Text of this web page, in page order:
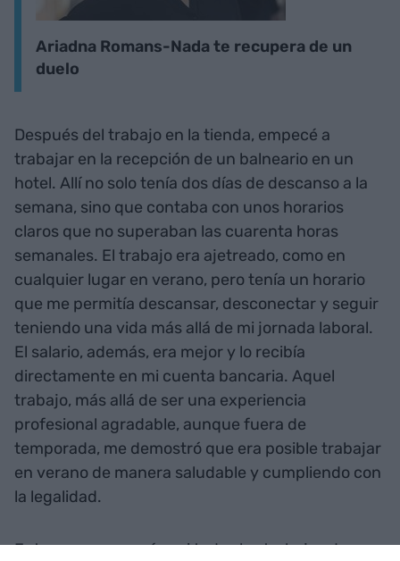
Ariadna Romans-Nada te recupera de un
duelo
Después del trabajo en la tienda, empecé a
trabajar en la recepción de un balneario en un
hotel. Allí no solo tenía dos días de descanso a la
semana, sino que contaba con unos horarios
claros que no superaban las cuarenta horas
semanales. El trabajo era ajetreado, como en
cualquier lugar en verano, pero tenía un horario
que me permitía descansar, desconectar y seguir
teniendo una vida más allá de mi jornada laboral.
El salario, además, era mejor y lo recibía
directamente en mi cuenta bancaria. Aquel
trabajo, más allá de ser una experiencia
profesional agradable, aunque fuera de
temporada, me demostró que era posible trabajar
en verano de manera saludable y cumpliendo con
la legalidad.
Entonces, ¿por qué casi todos los trabajos de